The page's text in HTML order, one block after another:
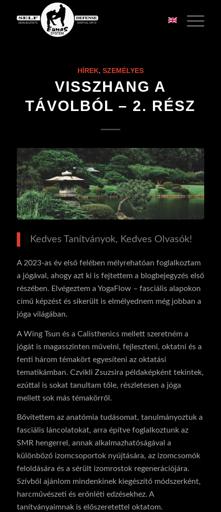
HÍREK, SZEMÉLYES
VISSZHANG A
TÁVOLBÓL – 2. RÉSZ
Kedves Tanítványok, Kedves Olvasók!
A 2023-as év első felében mélyrehatóan foglalkoztam
a jógával, ahogy azt ki is fejtettem a blogbejegyzés első
részében. Elvégeztem a YogaFlow – fasciális alapokon
című képzést és sikerült is elmélyednem még jobban a
jóga világában.
A Wing Tsun és a Calisthenics mellett szeretném a
jógát is magasszinten művelni, fejleszteni, oktatni és a
fenti három témakört egyesíteni az oktatási
tematikámban. Czvikli Zsuzsira példaképként tekintek,
ezúttal is sokat tanultam tőle, részletesen a jóga
mellett sok más témakörről.
Bővítettem az anatómia tudásomat, tanulmányoztuk a
fasciális láncolatokat, arra építve foglalkoztunk az
SMR hengerrel, annak alkalmazhatóságával a
különböző izomcsoportok nyújtására, az izomcsomók
feloldására és a sérült izomrostok regenerációjára.
Szívből ajánlom mindenkinek kiegészítő módszerként,
harcművészeti és erőnléti edzésekhez. A
tanítványaimnak is előszeretettel oktatom.